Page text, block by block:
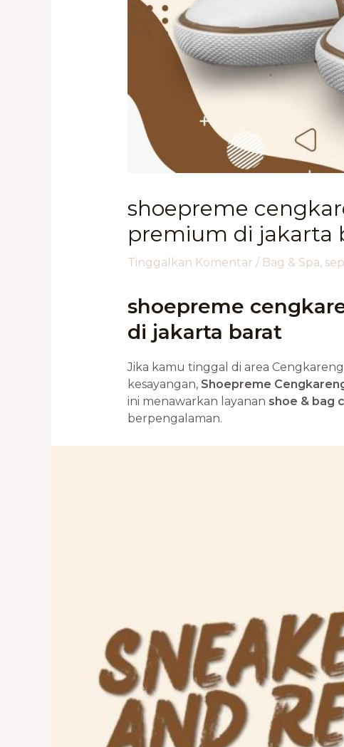
shoepreme
premium di jakarta
Tinggalkan Komentar / Bag & Spa,
shoepreme
di jakarta barat
Jika kamu tinggal di area
kesayangan, Shoepreme
ini menawarkan layanan shoe & bag
berpengalaman.